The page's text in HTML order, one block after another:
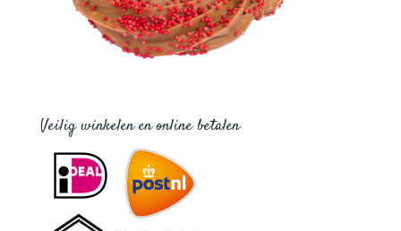
Veilig winkelen en online betalen